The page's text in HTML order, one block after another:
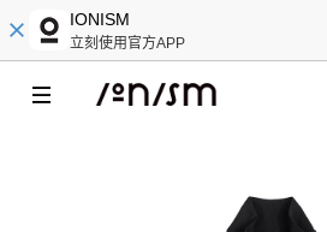
IONISM
立刻使用官方APP